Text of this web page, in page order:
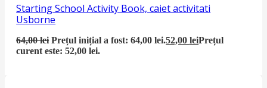
Starting School Activity Book, caiet activitati
Usborne
64,00lei Prețul inițial a fost: 64,00 lei.52,00leiPrețul
curent este: 52,00 lei.